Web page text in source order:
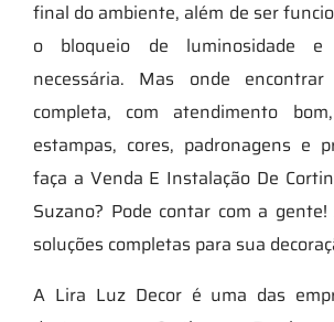
final do ambiente, além de ser
o bloqueio de luminosidade e
necessária. Mas onde
completa, com atendimento
estampas, cores, padronagens e
faça a Venda E Instalação De
Suzano? Pode contar com a
soluções completas para sua
A Lira Luz Decor é uma das